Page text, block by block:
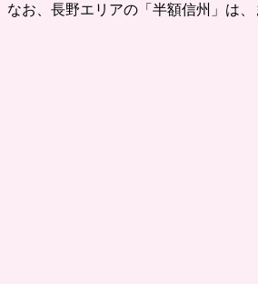
なお、長野エリアの「半額信州」は